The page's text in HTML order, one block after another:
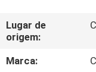
SOBRE
NÓS
Lugar de
origem:
Marca: